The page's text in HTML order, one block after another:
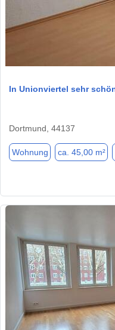
In Unionviertel sehr
Dortmund, 44137
Wohnung ca. 45,00 m²